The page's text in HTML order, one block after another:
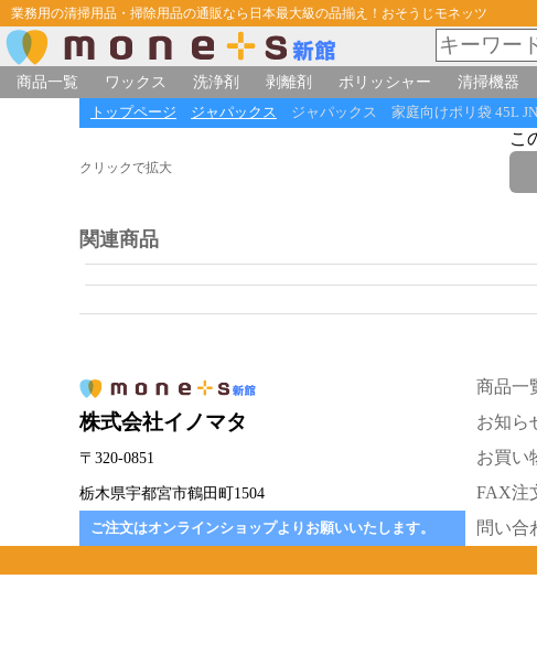
業務用の清掃用品・掃除用品の通販なら日本最大級の品揃え！おそうじモネッツ
商品一覧
ワックス 洗浄剤 剥離剤 ポリッシャー 清掃機器
トップページ ジャパックス ジャパックス 家庭向けポリ袋 45L
クリックで拡大
こ
関連商品
株式会社イノマタ
〒320-0851
栃木県宇都宮市鶴田町1504
ご注文はオンラインショップよりお願いいたします。
商品一
お知ら
お買い
FAX注
問い合